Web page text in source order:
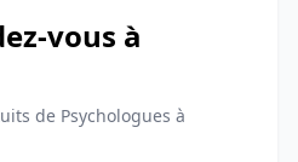
vous à
de Psychologues à